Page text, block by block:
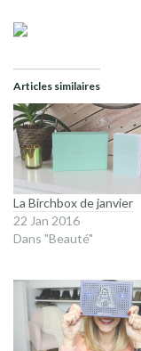
Articles similaires
La Birchbox de janvier
22 Jan 2016
Dans "Beauté"